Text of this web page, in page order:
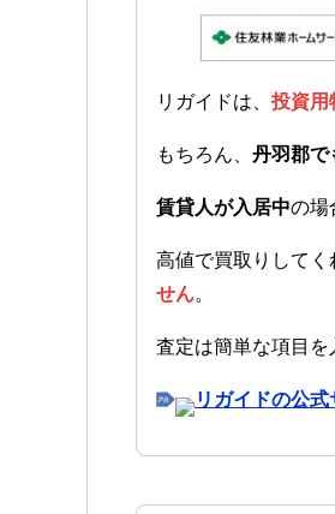
リガイドは、 投資用
もちろん、 丹羽郡で
賃貸人が入居中の場
高値で買取りして
せん。
査定は簡単な項目を
リガイドの公